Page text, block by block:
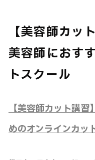
【美容師カッ
美容師におす
トスクール
【美容師カット講習
めのオンラインカッ